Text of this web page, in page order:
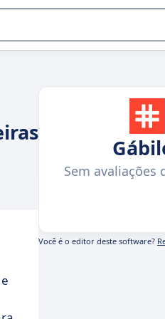
Sem avaliações
Você é o editor deste software?